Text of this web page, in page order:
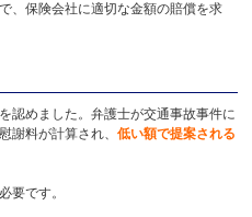
、保険会社に適切な金額の賠償を求
認めました。弁護士が交通事故事件に
謝料が計算され、低い額で提案される
要です。